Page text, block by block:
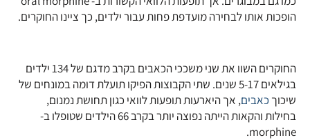
הופכות אותו לבחירה מועדפת פחות עבור ילדים, כך ציינו החוקרים.
החוקרים השוו את שני משככי הכאבים בקרב מדגם של 134 ילדים
בגילאים 5-17 שנים. שתי הקבוצות הפיקו תועלת דומה במונחים של
שיכוך כאבים, אך היארעות תופעות לוואי כגון תחושת נמנום,
בחילות והקאות הייתה נפוצה יותר בקרב 66 הילדים שטופלו ב-
morphine.